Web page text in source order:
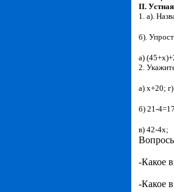
II.
1. а).
б).
а)
2.
а) х+20;
б) 21-
в) 42-4х;
-Какое
-Какое